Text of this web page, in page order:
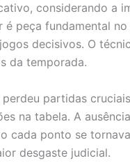
considerando a
peça fundamental
decisivos. O
da temporada.
partidas
na tabela. A
cada ponto se
desgaste judicial.